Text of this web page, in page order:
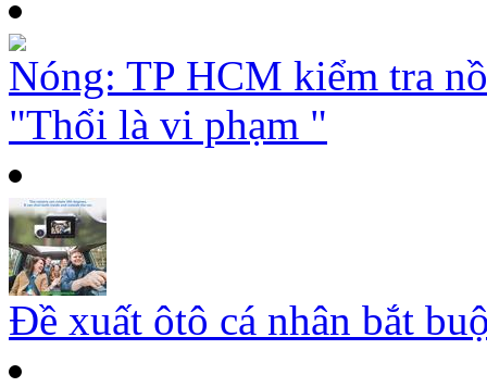
Nóng: TP HCM kiểm tra
"Thổi là vi phạm "
Đề xuất ôtô cá nhân bắt